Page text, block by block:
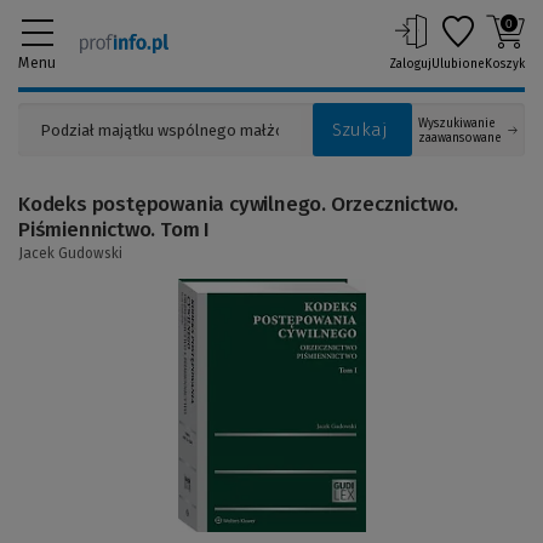
Menu
Szukaj
Wyszukiwanie
zaawansowane
ZalogujUlubione
0
Koszyk
(Link
Kodeks postępowania cywilnego. Orzecznictwo.
Piśmiennictwo. Tom I
Jacek Gudowski